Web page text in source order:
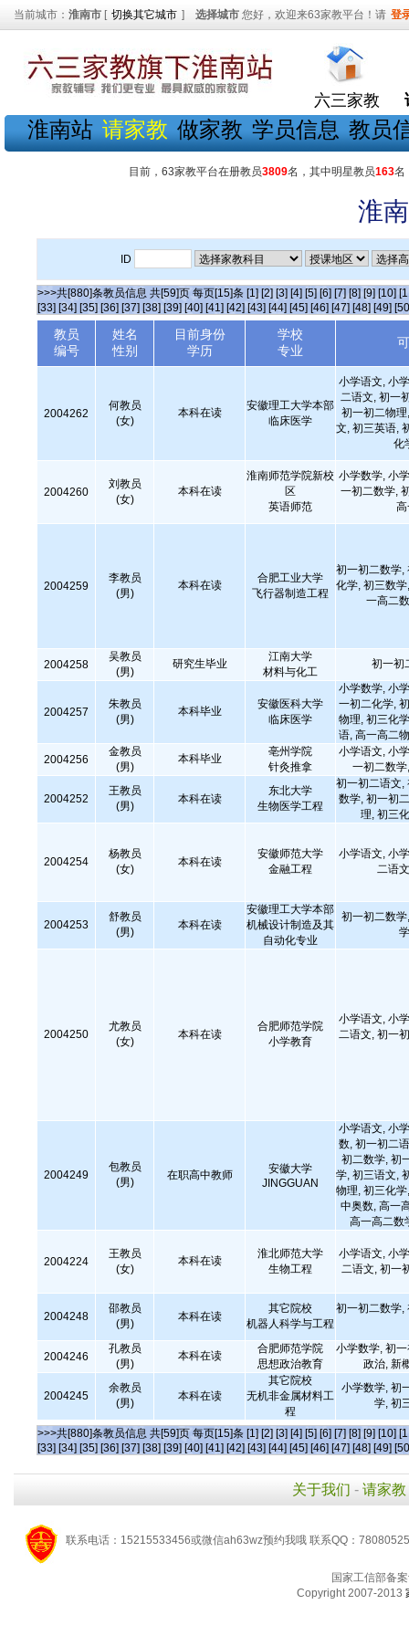
当前城市： 淮南市 [ 切换其它城市 ] 选择城市 您好，欢迎来63家教平台！请 登
六三家教
淮南站 请家教 做家教 学员信息 教员
目前，63家教平台在册教员3809名，其中明星教员163名
淮
ID
>>>共[880]条教员信息 共[59]页 每页[15]条 [1] [2] [3] [4] [5] [6] [7] [8] [9] [10]
[33] [34] [35] [36] [37] [38] [39] [40] [41] [42] [43] [44] [45] [46] [47] [48] [49]
教员
编号
姓名
性别
目前身份
学历
学校
专业
2004262
何教员
(女)
本科在读
安徽理工大学本部
临床医学
小学语文, 小
二语文, 初一
初一初二物
文, 初三英语,
化
2004260
刘教员
(女)
本科在读
淮南师范学院新校
区
英语师范
小学数学, 小
一初二数学,
2004259
李教员
(男)
本科在读
合肥工业大学
飞行器制造工程
初一初二数学,
化学, 初三数
一高二
2004258
吴教员
(男)
研究生毕业
江南大学
材料与化工
初一初
2004257
朱教员
(男)
本科毕业
安徽医科大学
临床医学
小学数学, 小
一初二化学,
物理, 初三化
语, 高一高二
2004256
金教员
(男)
本科毕业
亳州学院
针灸推拿
小学语文, 小
一初二数
2004252
王教员
(男)
本科在读
东北大学
生物医学工程
初一初二语文,
数学, 初一初
理, 初三
2004254
杨教员
(女)
本科在读
安徽师范大学
金融工程
小学语文, 小
二语
2004253
舒教员
(男)
本科在读
安徽理工大学本部
机械设计制造及其
自动化专业
初一初二数
2004250
尤教员
(女)
本科在读
合肥师范学院
小学教育
小学语文, 小
二语文, 初一
2004249
包教员
(男)
在职高中教师
安徽大学
JINGGUAN
小学语文, 小
数, 初一初二
初二数学, 初
学, 初三语文,
物理, 初三化
中奥数, 高一
高一高二数
2004224
王教员
(女)
本科在读
淮北师范大学
生物工程
小学语文, 小
二语文, 初一
2004248
邵教员
(男)
本科在读
其它院校
机器人科学与工程
初一初二数学,
2004246
孔教员
(男)
本科在读
合肥师范学院
思想政治教育
小学数学, 初
政治, 新
2004245
余教员
(男)
本科在读
其它院校
无机非金属材料工
程
小学数学, 初
学, 初
>>>共[880]条教员信息 共[59]页 每页[15]条 [1] [2] [3] [4] [5] [6] [7] [8] [9] [10]
[33] [34] [35] [36] [37] [38] [39] [40] [41] [42] [43] [44] [45] [46] [47] [48] [49]
关于我们 - 请家教
联系电话：15215533456或微信ah63wz预约我哦 联系QQ：
国家工信部备
Copyright 2007-2013